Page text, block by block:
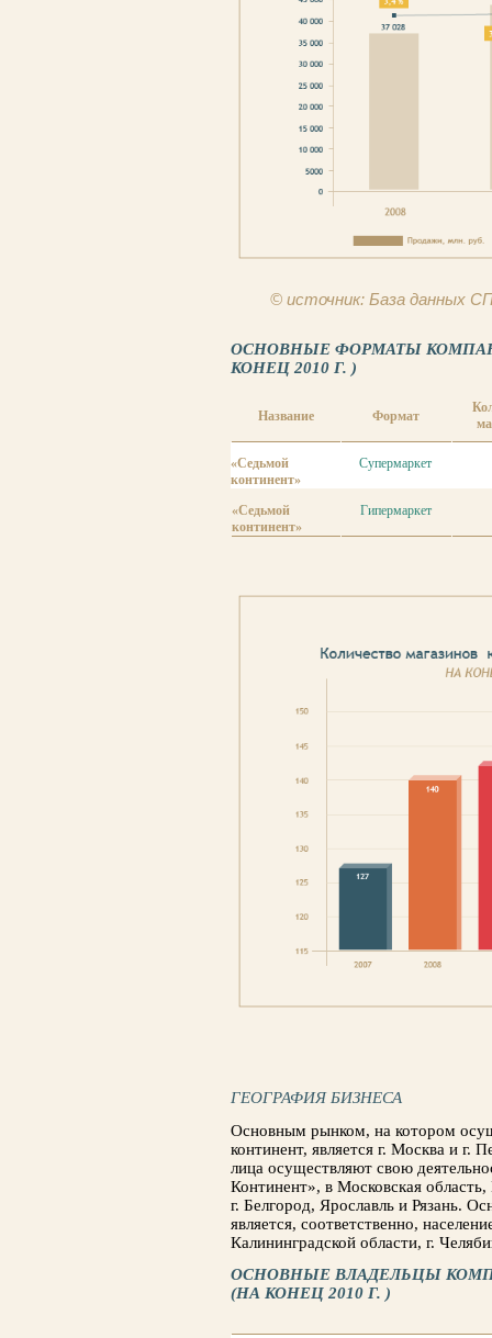
© источник: База данных
ОСНОВНЫЕ ФОРМАТЫ
КОНЕЦ 2010 Г. )
Название Формат
«Седьмой
континент»
Супермаркет
«Седьмой
континент»
Гипермаркет
ГЕОГРАФИЯ БИЗНЕСА
Основным рынком, на котором
континент, является г. Москва и
лица осуществляют свою
Континент», в Московская область,
г. Белгород, Ярославль и Рязань.
является, соответственно,
Калининградской области, г.
ОСНОВНЫЕ ВЛАДЕЛЬЦЫ
(НА КОНЕЦ 2010 Г. )